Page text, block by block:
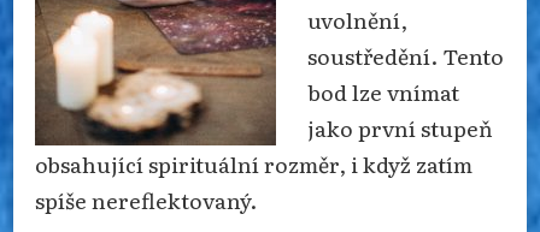
uvolnění,
soustředění. Tento
bod lze vnímat
jako první stupeň
obsahující spirituální rozměr, i když zatím
spíše nereflektovaný.